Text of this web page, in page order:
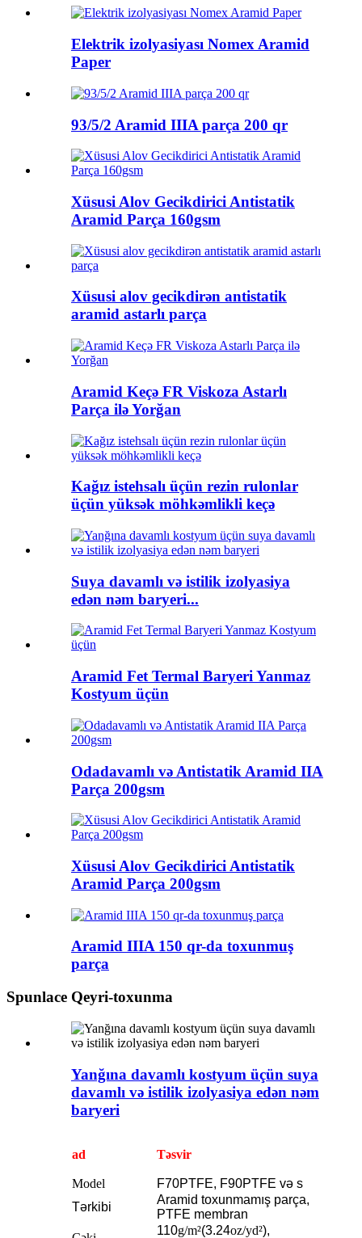
Elektrik izolyasiyası Nomex Aramid
Paper
93/5/2 Aramid IIIA parça 200 qr
Xüsusi Alov Gecikdirici Antistatik
Aramid Parça 160gsm
Xüsusi alov gecikdirən antistatik
aramid astarlı parça
Aramid Keçə FR Viskoza Astarlı
Parça ilə Yorğan
Kağız istehsalı üçün rezin rulonlar
üçün yüksək möhkəmlikli keçə
Suya davamlı və istilik izolyasiya
edən nəm baryeri...
Aramid Fet Termal Baryeri Yanmaz
Kostyum üçün
Odadavamlı və Antistatik Aramid IIA
Parça 200gsm
Xüsusi Alov Gecikdirici Antistatik
Aramid Parça 200gsm
Aramid IIIA 150 qr-da toxunmuş
parça
Spunlace Qeyri-toxunma
Yanğına davamlı kostyum üçün suya
davamlı və istilik izolyasiya edən nəm
baryeri
ad Təsvir
Model
F70PTFE, F90PTFE və s
Tərkibi
Aramid toxunmamış parça,
PTFE membran
110g/m²(3.24oz/yd²),